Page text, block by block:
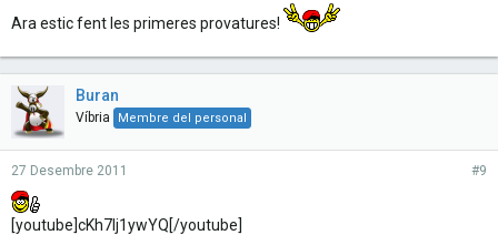
Ara estic fent les primeres provatures!
Buran
Víbria Membre del personal
27 Desembre 2011 #9
[youtube]cKh7Ij1ywYQ[/youtube]